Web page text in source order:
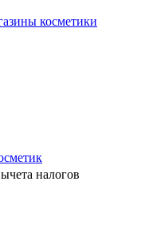
косметики
налогов